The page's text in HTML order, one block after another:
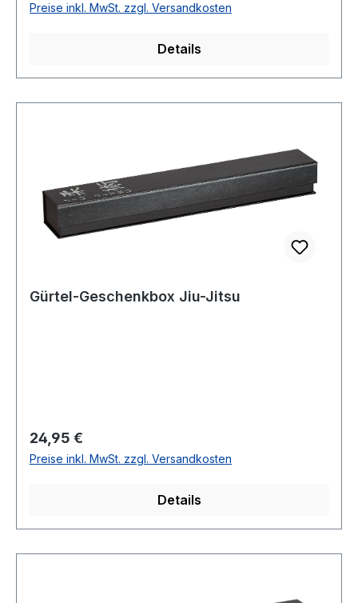
Preise inkl. MwSt. zzgl. Versandkosten
Details
Gürtel-Geschenkbox Jiu-Jitsu
Regulärer Preis:
24,95 €
Preise inkl. MwSt. zzgl. Versandkosten
Details